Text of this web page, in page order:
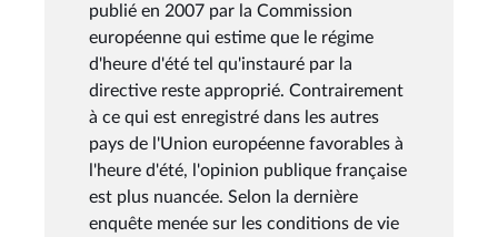
publié en 2007 par la Commission
européenne qui estime que le régime
d'heure d'été tel qu'instauré par la
directive reste approprié. Contrairement
à ce qui est enregistré dans les autres
pays de l'Union européenne favorables à
l'heure d'été, l'opinion publique française
est plus nuancée. Selon la dernière
enquête menée sur les conditions de vie